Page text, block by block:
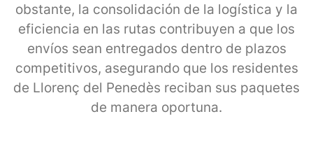
obstante, la consolidación de la logística y la
eficiencia en las rutas contribuyen a que los
envíos sean entregados dentro de plazos
competitivos, asegurando que los residentes
de Llorenç del Penedès reciban sus paquetes
de manera oportuna.